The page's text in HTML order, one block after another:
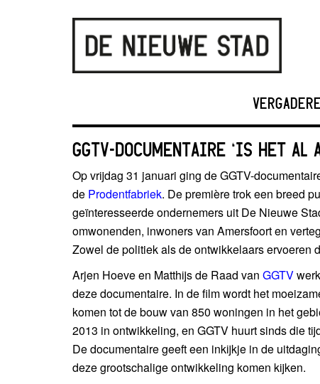
GGTV-DOCUMENTAIRE ‘IS HET
Op vrijdag 31 januari ging de GGTV-
de Prodentfabriek. De première trok een breed
geïnteresseerde ondernemers uit De Nieuwe
omwonenden, inwoners van Amersfoort en
Zowel de politiek als de ontwikkelaars ervoeren
Arjen Hoeve en Matthijs de Raad van GGTV
deze documentaire. In de film wordt het
komen tot de bouw van 850 woningen in het
2013 in ontwikkeling, en GGTV huurt sinds die
De documentaire geeft een inkijkje in de
deze grootschalige ontwikkeling komen kijken.